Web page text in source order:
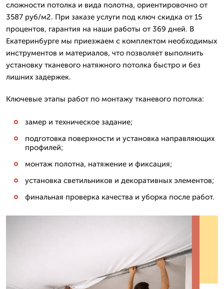
сложности потолка и вида полотна, ориентировочно от
3587 руб/м2. При заказе услуги под ключ скидка от 15
процентов, гарантия на наши работы от 369 дней. В
Екатеринбурге мы приезжаем с комплектом необходимых
инструментов и материалов, что позволяет выполнить
установку тканевого натяжного потолка быстро и без
лишних задержек.
Ключевые этапы работ по монтажу тканевого потолка:
замер и техническое задание;
подготовка поверхности и установка направляющих
профилей;
монтаж полотна, натяжение и фиксация;
установка светильников и декоративных элементов;
финальная проверка качества и уборка после работ.